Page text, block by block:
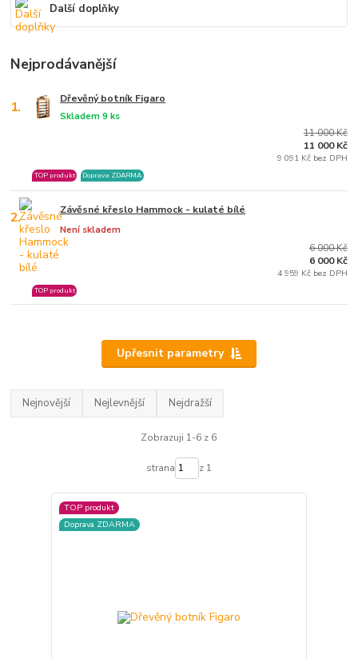
Další doplňky
Nejprodávanější
1. Dřevěný botník Figaro
Skladem 9 ks
TOP produkt Doprava ZDARMA
11 000 Kč
11 000 Kč
9 091 Kč bez DPH
2. Závěsné křeslo Hammock - kulaté bílé
Není skladem
TOP produkt
6 000 Kč
6 000 Kč
4 959 Kč bez DPH
Upřesnit parametry
Nejnovější Nejlevnější Nejdražší
Zobrazuji 1-6 z 6
strana z 1
TOP produkt
Doprava ZDARMA